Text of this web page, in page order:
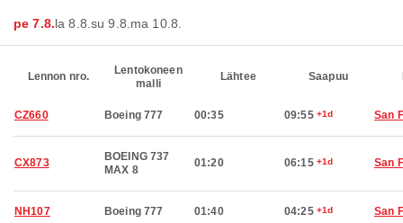
pe 7.8.la 8.8. su 9.8. ma 10.8.
Lennon nro.
Lentokoneen
malli
Lähtee Saapuu
CZ660 Boeing 777 00:35 09:55 +1d San
CX873
BOEING 737
MAX 8
01:20 06:15 +1d San
NH107 Boeing 777 01:40 04:25 +1d San